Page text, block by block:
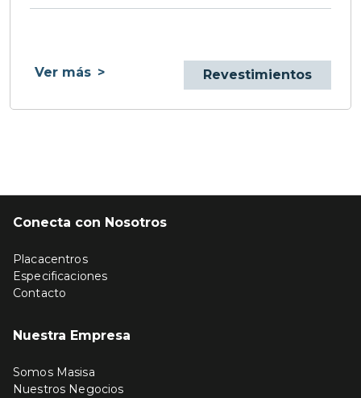
Ver más > Revestimientos
Conecta con Nosotros
Placacentros
Especificaciones
Contacto
Nuestra Empresa
Somos Masisa
Nuestros Negocios